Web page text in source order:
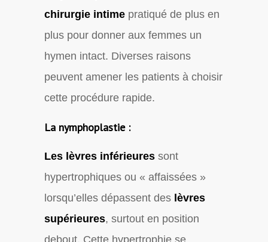
chirurgie intime pratiqué de plus en
plus pour donner aux femmes un
hymen intact. Diverses raisons
peuvent amener les patients à choisir
cette procédure rapide.
La nymphoplastie :
Les lèvres inférieures sont
hypertrophiques ou « affaissées »
lorsqu’elles dépassent des lèvres
supérieures, surtout en position
debout. Cette hypertrophie se